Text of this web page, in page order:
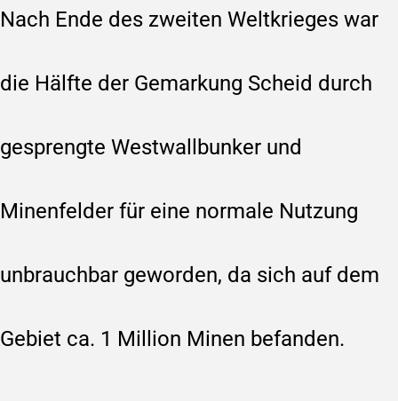
Nach Ende des zweiten Weltkrieges war
die Hälfte der Gemarkung Scheid durch
gesprengte Westwallbunker und
Minenfelder für eine normale Nutzung
unbrauchbar geworden, da sich auf dem
Gebiet ca. 1 Million Minen befanden.